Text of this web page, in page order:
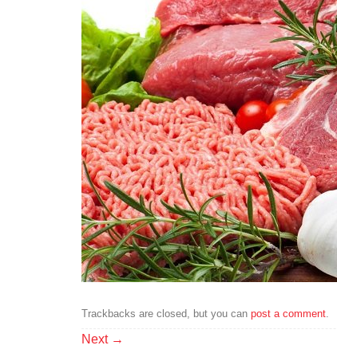
Trackbacks are closed, but you can post a comment.
Next →